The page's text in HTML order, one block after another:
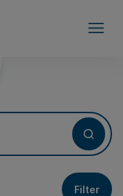
Filter